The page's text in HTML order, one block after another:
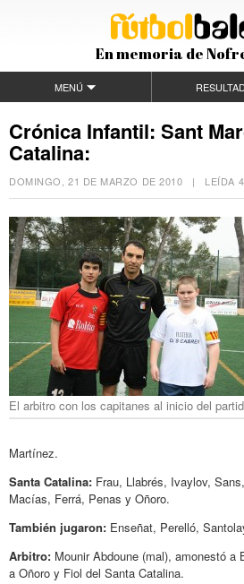
En memoria de
MENÚ
Crónica Infantil: Sant
Catalina:
DOMINGO, 21 DE MARZO DE 2010 | LEÍDA
El arbitro con los capitanes al inicio del
Martínez.
Santa Catalina: Frau, Llabrés, Ivaylov,
Macías, Ferrá, Penas y Oñoro.
También jugaron: Enseñat, Perelló,
Arbitro: Mounir Abdoune (mal), amonestó a
a Oñoro y Fiol del Santa Catalina.